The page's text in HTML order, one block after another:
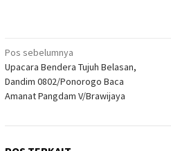
Navigasi
pos
Pos sebelumnya
Upacara Bendera Tujuh Belasan,
Dandim 0802/Ponorogo Baca
Amanat Pangdam V/Brawijaya